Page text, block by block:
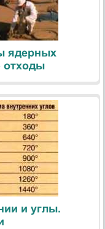
ядерных
отходы
и углы.